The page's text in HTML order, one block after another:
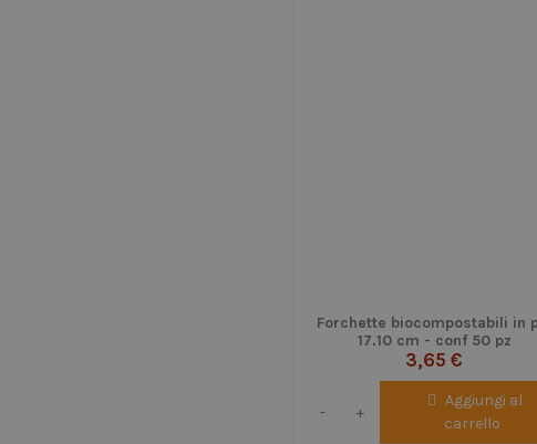
Forchette biocompostabili in
17.10 cm - conf 50 pz
3,65 €
- +
Aggiungi al
carrello